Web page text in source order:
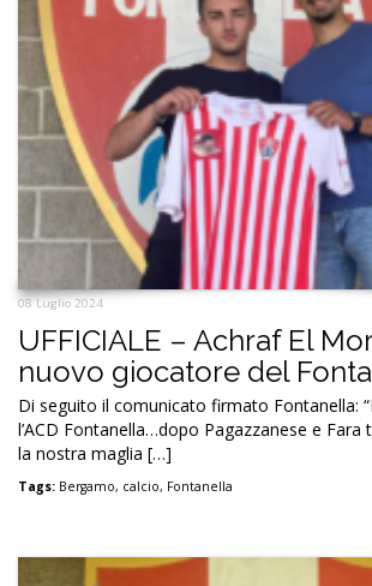
08 Luglio 2024
UFFICIALE – Achraf El
nuovo giocatore del
Di seguito il comunicato firmato Fontanella:
l’ACD Fontanella…dopo Pagazzanese e Fara
la nostra maglia […]
Tags: Bergamo, calcio, Fontanella